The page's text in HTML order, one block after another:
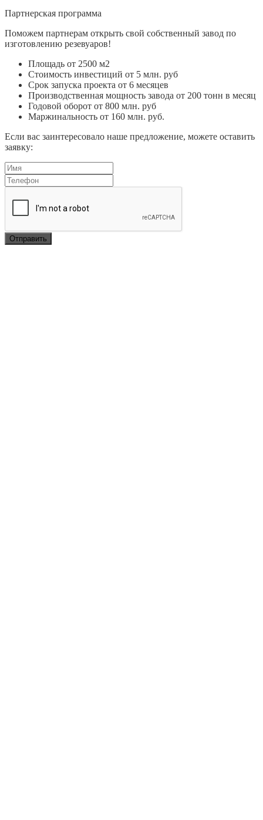
Партнерская программа
Поможем партнерам открыть свой собственный завод по
изготовлению резевуаров!
Площадь от 2500 м2
Стоимость инвестиций от 5 млн. руб
Срок запуска проекта от 6 месяцев
Производственная мощность завода от 200 тонн в месяц
Годовой оборот от 800 млн. руб
Маржинальность от 160 млн. руб.
Если вас заинтересовало наше предложение, можете оставить
заявку: